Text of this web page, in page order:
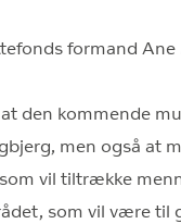
formand
den kommende
men også at
vil tiltrække
som vil være til